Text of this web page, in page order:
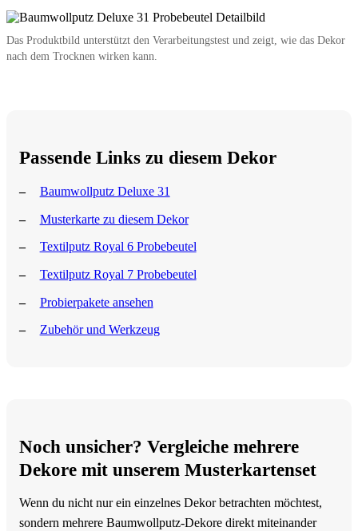
Das Produktbild unterstützt den Verarbeitungstest und zeigt, wie das Dekor
nach dem Trocknen wirken kann.
Passende Links zu diesem Dekor
Baumwollputz Deluxe 31
Musterkarte zu diesem Dekor
Textilputz Royal 6 Probebeutel
Textilputz Royal 7 Probebeutel
Probierpakete ansehen
Zubehör und Werkzeug
Noch unsicher? Vergleiche mehrere
Dekore mit unserem Musterkartenset
Wenn du nicht nur ein einzelnes Dekor betrachten möchtest,
sondern mehrere Baumwollputz-Dekore direkt miteinander